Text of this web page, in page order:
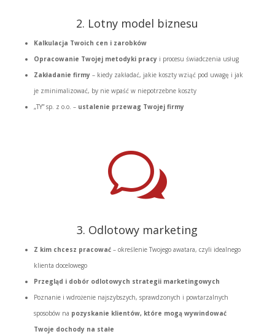
2. Lotny model biznesu
Kalkulacja Twoich cen i zarobków
Opracowanie Twojej metodyki pracyi procesu świadczenia usług
Zakładanie firmy– kiedy zakładać, jakie koszty wziąć pod uwagę i jak
je zminimalizować, by nie wpaść w niepotrzebne koszty
„TY” sp. z o.o. – ustalenie przewag Twojej firmy
w
3. Odlotowy marketing
Z kim chcesz pracować– określenie Twojego awatara, czyli idealnego
klienta docelowego
Przegląd i dobór odlotowych strategii marketingowych
Poznanie i wdrożenie najszybszych, sprawdzonych i powtarzalnych
sposobów na pozyskanie klientów, które mogą wywindować
Twoje dochody na stałe